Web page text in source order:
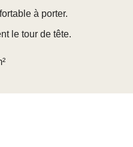
à porter.
le tour de tête.